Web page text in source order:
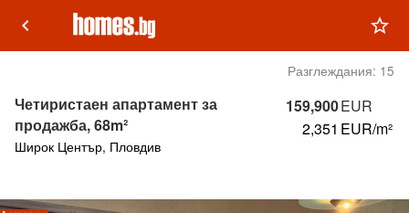
keyboard_arrow_left star_outline
Разглеждания: 15
159,900EUR
2,351 EUR/m²
Четиристаен апартамент за
продажба, 68m²
Широк Център, Пловдив